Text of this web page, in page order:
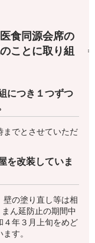
食同源会席の
ことに取り組
につき１つずつ
までとさせていただ
を改装していま
の塗り直し等は相
ん延防止の期間中
４年３月上旬をめど
す。